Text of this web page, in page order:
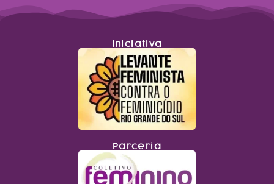
iniciativa
Parceria